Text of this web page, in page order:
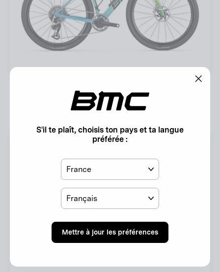
Acid Yellow / River Blue
S'il te plaît, choisis ton pays et ta langue
préférée :
Langue
Mettre à jour les préférences